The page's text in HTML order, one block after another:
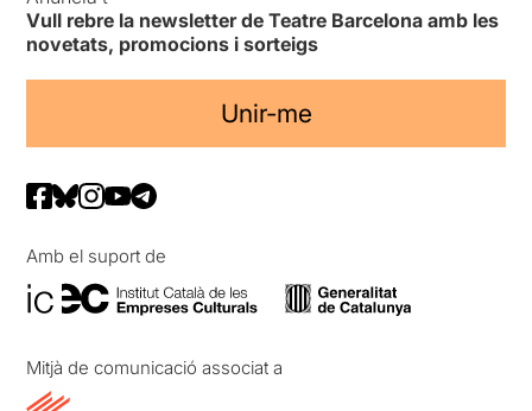
Vull rebre la newsletter de Teatre Barcelona amb les
novetats, promocions i sorteigs
Unir-me
Amb el suport de
Mitjà de comunicació associat a